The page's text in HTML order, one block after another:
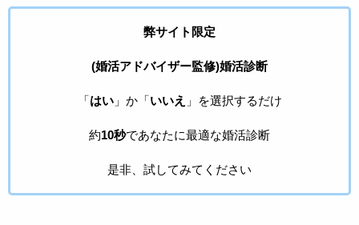
弊サイト限定
(婚活アドバイザー監修)婚活診断
「はい」か「いいえ 」を選択するだけ
約10秒であなたに最適な婚活診断
是非、試してみてください